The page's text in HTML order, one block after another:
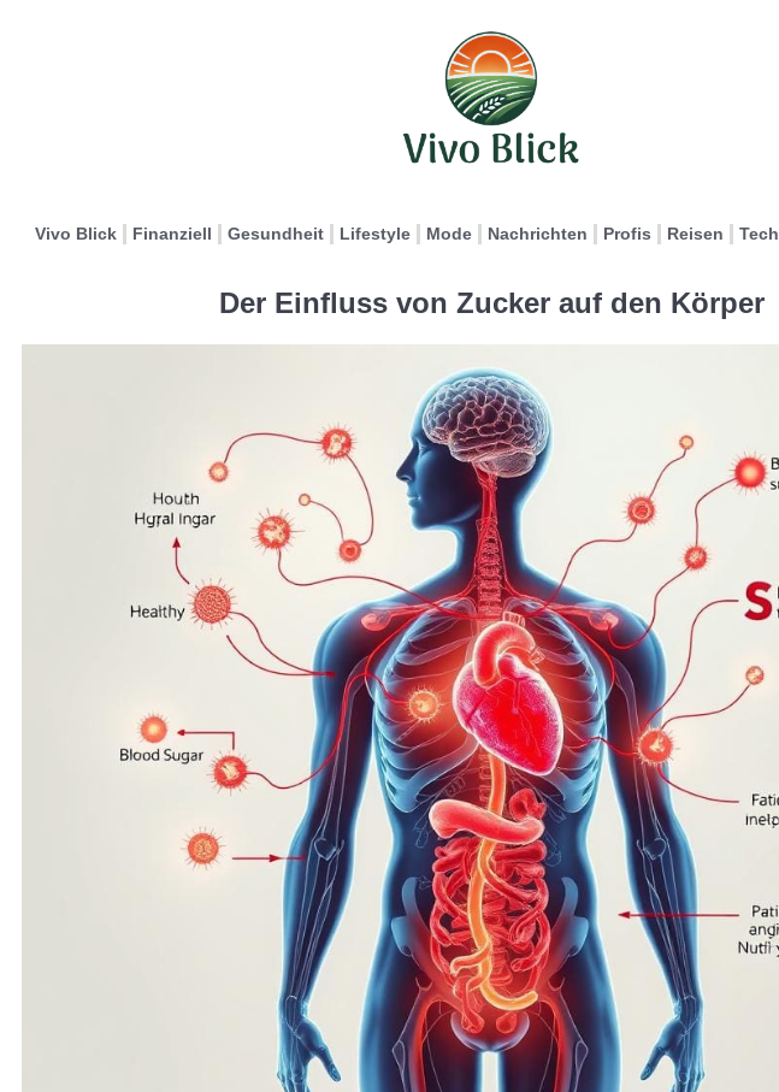
Vivo Blick Finanziell Gesundheit Lifestyle Mode Nachrichten Profis Reisen Tech
Der Einfluss von Zucker auf den Körper